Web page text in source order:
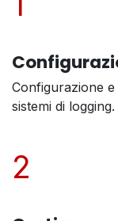
Configurazione
sistemi di logging.
2